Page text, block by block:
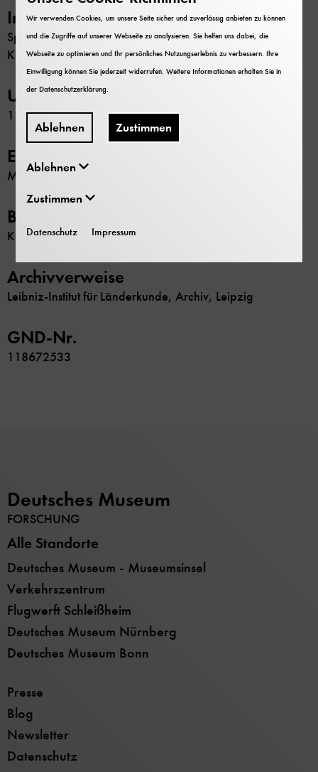
Inhalt
Splitternachlass; Unterlagen zu Antarktisexpeditionen;
Korrespondenz
Umfang
1 Schachtel
Erschließung
Maschinenschriftliches Verzeichnis
Beschränkung
Keine
Archivverweise
Leibniz-Institut für Länderkunde, Archiv, Leipzig
GND-Nr.
118672533
Deutsches Museum
FORSCHUNG
Alle Standorte
Deutsches Museum - Museumsinsel
Verkehrszentrum
Flugwerft Schleißheim
Deutsches Museum Nürnberg
Deutsches Museum Bonn
Presse
Blog
Newsletter
Datenschutz
Wir verwenden Cookies, um unsere Seite sicher und zuverlässig anbieten zu können
und die Zugriffe auf unserer Webseite zu analysieren. Sie helfen uns dabei, die
Webseite zu optimieren und Ihr persönliches Nutzungserlebnis zu verbessern. Ihre
Einwilligung können Sie jederzeit widerrufen. Weitere Informationen erhalten Sie in
derDatenschutzerklärung
Ablehnen Zustimmen
Ablehnen
Zustimmen
Datenschutz Impressum